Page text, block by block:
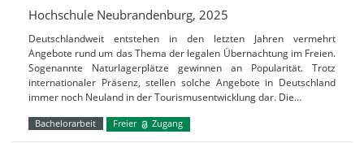
Hochschule Neubrandenburg, 2025
Deutschlandweit entstehen in den letzten Jahren vermehrt
Angebote rund um das Thema der legalen Übernachtung im Freien.
Sogenannte Naturlagerplätze gewinnen an Popularität. Trotz
internationaler Präsenz, stellen solche Angebote in Deutschland
immer noch Neuland in der Tourismusentwicklung dar. Die…
Bachelorarbeit Freier Zugang